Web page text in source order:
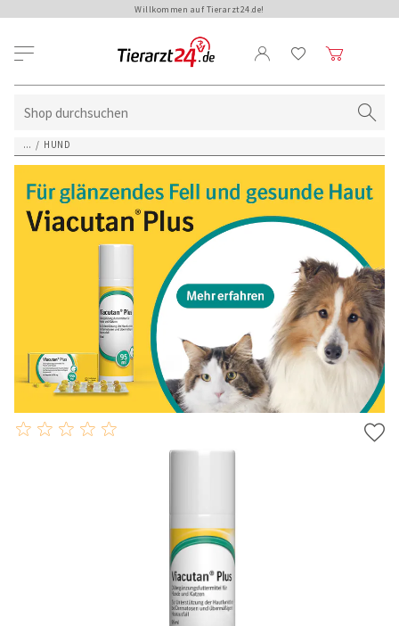
Willkommen auf Tierarzt24.de!
... / HUND